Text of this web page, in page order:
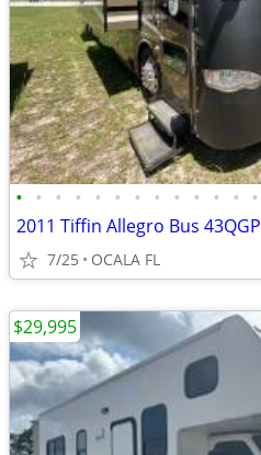
• • • • • • • • • • • • •
2011 Tiffin Allegro Bus 43QGP
7/25 OCALA FL
$29,995